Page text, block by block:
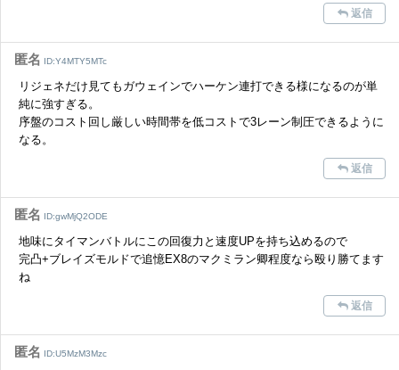
返信
匿名 ID:Y4MTY5MTc
リジェネだけ見てもガウェインでハーケン連打できる様になるのが単
純に強すぎる。
序盤のコスト回し厳しい時間帯を低コストで3レーン制圧できるように
なる。
返信
匿名 ID:gwMjQ2ODE
地味にタイマンバトルにこの回復力と速度UPを持ち込めるので
完凸+ブレイズモルドで追憶EX8のマクミラン卿程度なら殴り勝てます
ね
返信
匿名 ID:U5MzM3Mzc